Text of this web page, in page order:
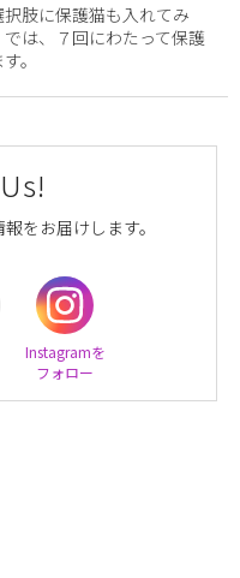
肢に保護猫も入れてみ
は、７回にわたって保護
。
をお届けします。
Instagramを
フォロー